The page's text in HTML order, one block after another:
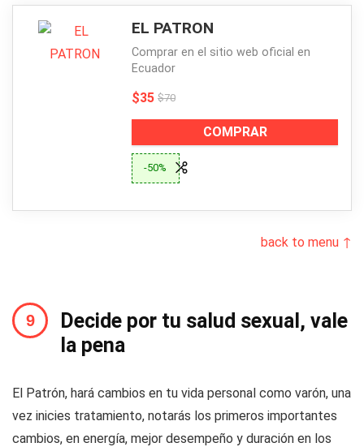
EL PATRON
Comprar en el sitio web oficial en
Ecuador
$35 $70
COMPRAR
-50%
back to menu ↑
Decide por tu salud sexual, vale
la pena
El Patrón, hará cambios en tu vida personal como varón, una
vez inicies tratamiento, notarás los primeros importantes
cambios, en energía, mejor desempeño y duración en los